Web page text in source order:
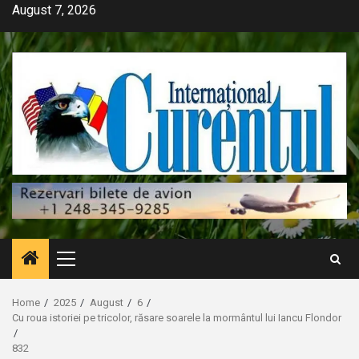
Skip
content
August 7, 2026
Primary
Menu
Home 2025 August
6
Cu roua istoriei pe tricolor, răsare soarele la mormântul lui Iancu Flondor
832